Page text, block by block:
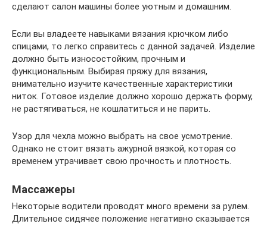
сделают салон машины более уютным и домашним.
Если вы владеете навыками вязания крючком либо
спицами, то легко справитесь с данной задачей. Изделие
должно быть износостойким, прочным и
функциональным. Выбирая пряжу для вязания,
внимательно изучите качественные характеристики
ниток. Готовое изделие должно хорошо держать форму,
не растягиваться, не кошлатиться и не парить.
Узор для чехла можно выбрать на свое усмотрение.
Однако не стоит вязать ажурной вязкой, которая со
временем утрачивает свою прочность и плотность.
Массажеры
Некоторые водители проводят много времени за рулем.
Длительное сидячее положение негативно сказывается